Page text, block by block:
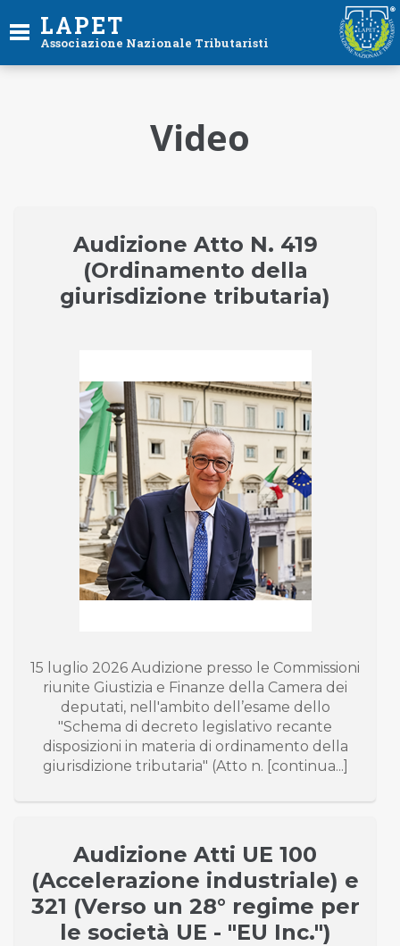
LAPET
Associazione Nazionale Tributaristi
Video
Audizione Atto N. 419
(Ordinamento della
giurisdizione tributaria)
15 luglio 2026 Audizione presso le Commissioni
riunite Giustizia e Finanze della Camera dei
deputati, nell'ambito dell’esame dello
"Schema di decreto legislativo recante
disposizioni in materia di ordinamento della
giurisdizione tributaria" (Atto n. [continua...]
Audizione Atti UE 100
(Accelerazione industriale) e
321 (Verso un 28° regime per
le società UE - "EU Inc.")